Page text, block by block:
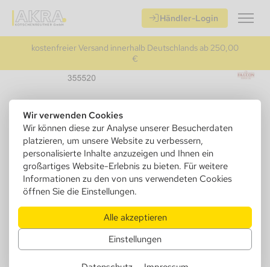
Wir verwenden Cookies
Wir können diese zur Analyse unserer Besucherdaten
platzieren, um unsere Website zu verbessern,
personalisierte Inhalte anzuzeigen und Ihnen ein
großartiges Website-Erlebnis zu bieten. Für weitere
Informationen zu den von uns verwendeten Cookies
öffnen Sie die Einstellungen.
Alle akzeptieren
Einstellungen
Händler-Login
kostenfreier Versand innerhalb Deutschlands ab 250,00
€
Falcon Kopf Dublin rustiziert